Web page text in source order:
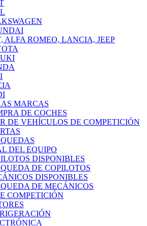
ALFA ROMEO, LANCIA, JEEP
MARCAS
DE COCHES
DE VEHÍCULOS DE COMPETICIÓN
DEL EQUIPO
DISPONIBLES
DE COPILOTOS
DISPONIBLES
DE MECÁNICOS
COMPETICIÓN